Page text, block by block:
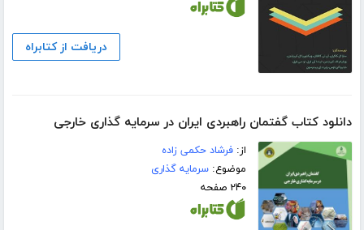
دریافت از کتابراه
دانلود کتاب گفتمان راهبردی ایران در سرمایه گذاری خارجی
از:فرشاد حکمی زاده
موضوع:سرمایه گذاری
۲۴۰ صفحه